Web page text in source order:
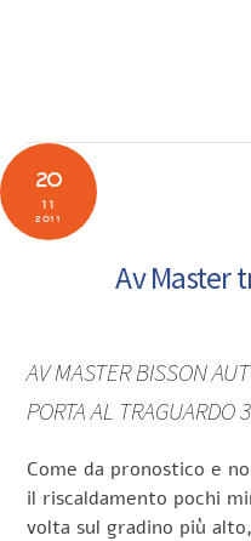
20
11
2011
Av Master
AV MASTER BISSON
PORTA AL TRAGUARDO
Come da pronostico e
il riscaldamento pochi
volta sul gradino più